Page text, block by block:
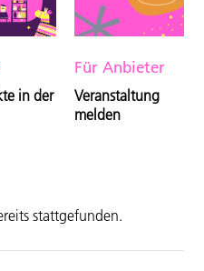
in der
Für Anbieter
Veranstaltung
melden
stattgefunden.